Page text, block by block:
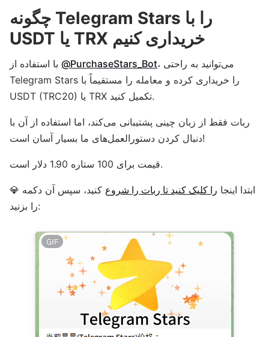
چگونه Telegram Stars را با
USDT یا TRX خریداری کنیم
@PurchaseStars_Bot، می‌توانید به راحتی
Telegram Stars را خریداری کرده و معامله را مستقیماً با
USDT (TRC20) یا TRX تکمیل کنید.
ربات فقط از زبان چینی پشتیبانی می‌کند، اما استفاده از آن با
دنبال کردن دستورالعمل‌های ما بسیار آسان است!
قیمت برای 100 ستاره 1.90 دلار است.
ابتدا اینجا را کلیک کنید تا ربات را شروع کنید، سپس آن دکمه 💎
را بزنید: